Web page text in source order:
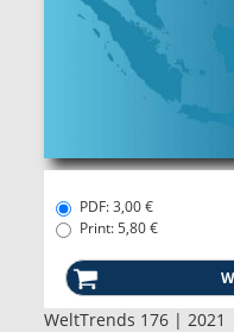
PDF: 3,00 €
Print: 5,80 €
WeltTrends 176 | 2021